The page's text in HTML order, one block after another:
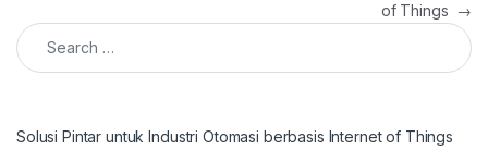
of Things →
Search for:
Solusi Pintar untuk Industri Otomasi berbasis Internet of Things